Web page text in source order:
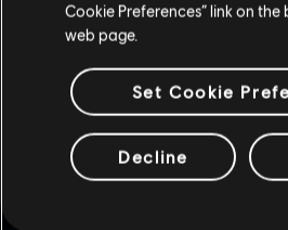
son action et sa propre personne.
montrer compréhensifs à son
doit à tout prix garder le sens des
-- Dr Harishva "Harry" Pandey,
SKIN
Cookie Preferences” link on
web page.
Set Cookie
Decline